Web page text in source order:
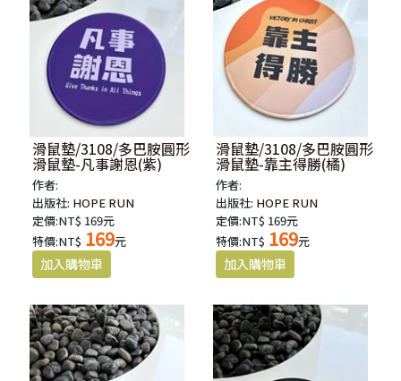
滑鼠墊/3108/多巴胺圓形
滑鼠墊-凡事謝恩(紫)
作者:
出版社: HOPE RUN
定價:NT$ 169元
特價:NT$ 169元
滑鼠墊/3108/多巴胺圓形
滑鼠墊-靠主得勝(橘)
作者:
出版社: HOPE RUN
定價:NT$ 169元
特價:NT$ 169元